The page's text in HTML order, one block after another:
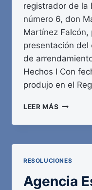
registrador de la
número 6, don
Martínez Falcón,
presentación del
de
Hechos I Con
produjo en el
LEER MÁS AGENCIA
BOLETÍN
DEL
RESOLUCIONES
Agencia